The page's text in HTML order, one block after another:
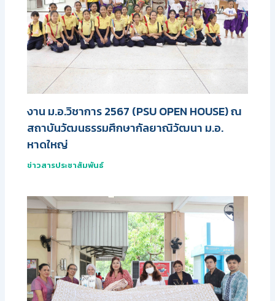
งาน ม.อ.วิชาการ 2567 (PSU OPEN HOUSE) ณ
สถาบันวัฒนธรรมศึกษากัลยาณิวัฒนา ม.อ.
หาดใหญ่
ข่าวสารประชาสัมพันธ์